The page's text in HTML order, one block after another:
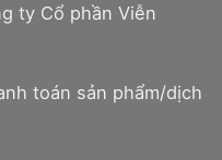
ty Cổ phần Viễn
toán sản phẩm/dịch